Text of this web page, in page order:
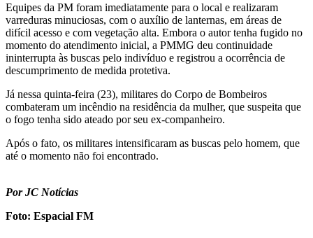
Equipes da PM foram imediatamente para o local e realizaram
varreduras minuciosas, com o auxílio de lanternas, em áreas de
difícil acesso e com vegetação alta. Embora o autor tenha fugido no
momento do atendimento inicial, a PMMG deu continuidade
ininterrupta às buscas pelo indivíduo e registrou a ocorrência de
descumprimento de medida protetiva.
Já nessa quinta-feira (23), militares do Corpo de Bombeiros
combateram um incêndio na residência da mulher, que suspeita que
o fogo tenha sido ateado por seu ex-companheiro.
Após o fato, os militares intensificaram as buscas pelo homem, que
até o momento não foi encontrado.
Por JC Notícias
Foto: Espacial FM